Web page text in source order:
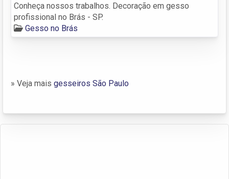
Conheça nossos trabalhos. Decoração em gesso
profissional no Brás - SP.
Gesso no Brás
» Veja mais gesseiros São Paulo